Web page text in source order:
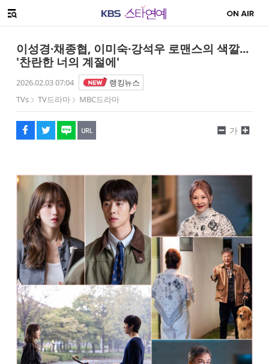
메뉴 열기
이성경·채종협, 이미숙·강석우 로맨스의 색깔...
'찬란한 너의 계절에'
2026.02.03 07:04
랭킹뉴스
TVs
TV드라마 MBC드라마
페이스북
트위터
네이버
URL복사
글씨 작게보기
가
글씨 크게보기